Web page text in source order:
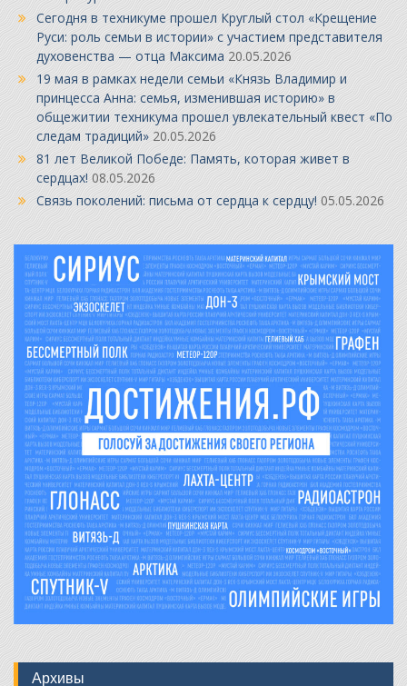
Сегодня в техникуме прошел Круглый стол «Крещение
Руси: роль семьи в истории» с участием представителя
духовенства — отца Максима 20.05.2026
19 мая в рамках недели семьи «Князь Владимир и
принцесса Анна: семья, изменившая историю» в
общежитии техникума прошел увлекательный квест «По
следам традиций» 20.05.2026
81 лет Великой Победе: Память, которая живет в
сердцах! 08.05.2026
Связь поколений: письма от сердца к сердцу! 05.05.2026
Архивы